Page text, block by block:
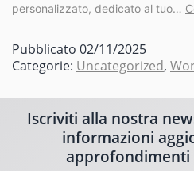
personalizzato, dedicato al tuo…
Pubblicato 02/11/2025
Categorie: Uncategorized,
Iscriviti alla nostra
informazioni
approfondimenti